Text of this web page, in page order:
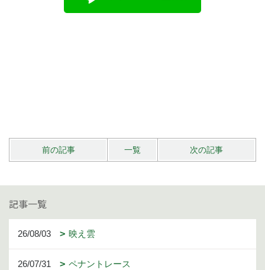
前の記事 一覧 次の記事
記事一覧
26/08/03 映え雲
26/07/31 ペナントレース